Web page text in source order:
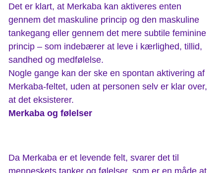
Det er klart, at Merkaba kan aktiveres enten
gennem det maskuline princip og den maskuline
tankegang eller gennem det mere subtile feminine
princip – som indebærer at leve i kærlighed, tillid,
sandhed og medfølelse.
Nogle gange kan der ske en spontan aktivering af
Merkaba-feltet, uden at personen selv er klar over,
at det eksisterer.
Merkaba og følelser
Da Merkaba er et levende felt, svarer det til
menneskets tanker og følelser, som er en måde at